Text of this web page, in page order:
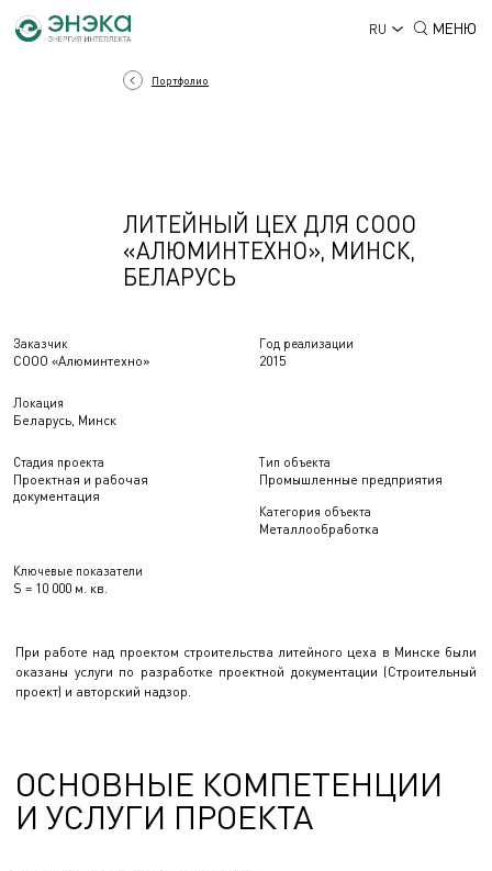
RU МЕНЮ
Заказчик
СООО «Алюминтехно»
Год реализации
2015
Локация
Беларусь, Минск
Стадия проекта
Проектная и рабочая
документация
Тип объекта
Промышленные предприятия
Категория объекта
Металлообработка
Ключевые показатели
S = 10 000 м. кв.
Портфолио
ЛИТЕЙНЫЙ ЦЕХ ДЛЯ СООО
«АЛЮМИНТЕХНО», МИНСК,
БЕЛАРУСЬ
При работе над проектом строительства литейного цеха в Минске были
оказаны услуги по разработке проектной документации (Строительный
проект) и авторский надзор.
ОСНОВНЫЕ КОМПЕТЕНЦИИ
И УСЛУГИ ПРОЕКТА